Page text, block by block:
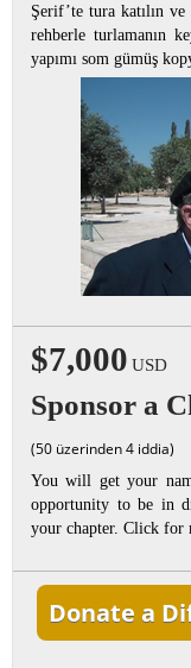
Şerif’te tura katılın
rehberle turlamanın
yapımı som gümüş
$7,000 USD
Sponsor a
(50 üzerinden 4 iddia)
You will get your
opportunity to be in
your chapter. Click for
Donate a